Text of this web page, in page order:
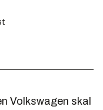
Volkswagen skal